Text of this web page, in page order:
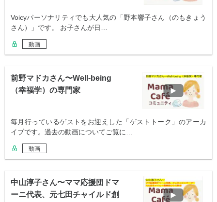
Voicyパーソナリティでも大人気の「野本響子さん（のもきょう
さん）」です。 お子さんが日…
動画
前野マドカさん〜Well-being
（幸福学）の専門家
毎月行っているゲストをお迎えした「ゲストトーク」のアーカ
イブです。過去の動画についてご覧に…
動画
中山淳子さん〜ママ応援団ドマ
ーニ代表、元七田チャイルド創